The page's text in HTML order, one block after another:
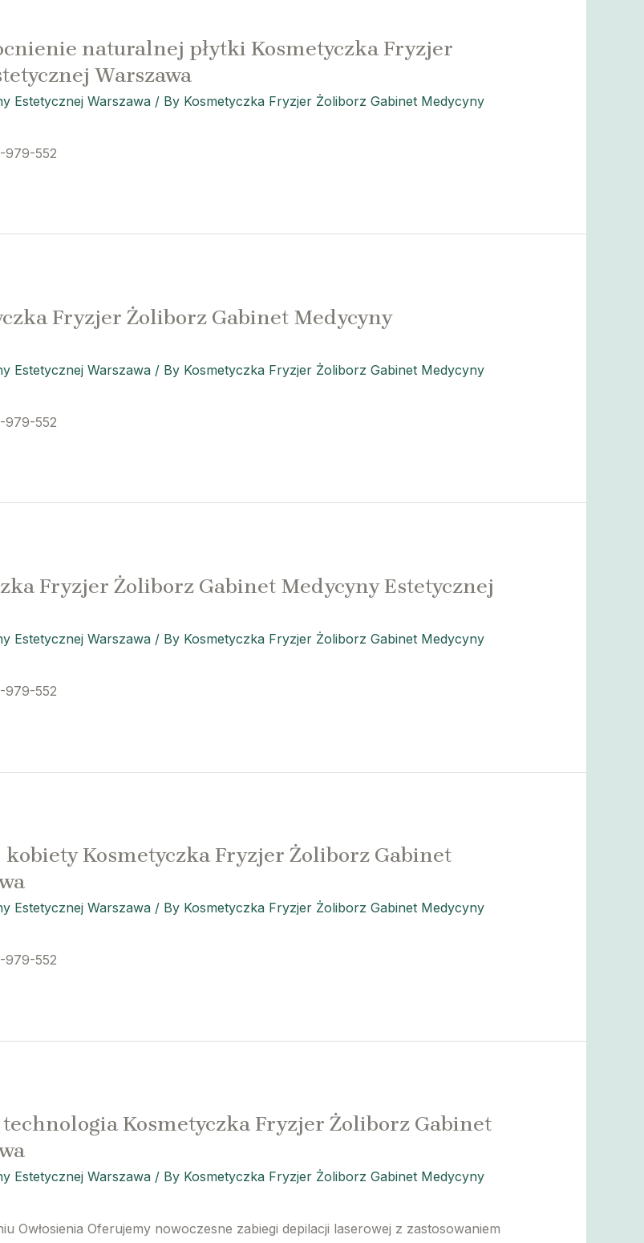
naturalnej płytki Kosmetyczka Fryzjer
Warszawa
Estetycznej Warszawa/ By Kosmetyczka Fryzjer Żoliborz Gabinet Medycyny
979-552
Fryzjer Żoliborz Gabinet Medycyny
Estetycznej Warszawa/ By Kosmetyczka Fryzjer Żoliborz Gabinet Medycyny
979-552
Fryzjer Żoliborz Gabinet Medycyny Estetycznej
Estetycznej Warszawa/ By Kosmetyczka Fryzjer Żoliborz Gabinet Medycyny
979-552
Kosmetyczka Fryzjer Żoliborz Gabinet
Estetycznej Warszawa/ By Kosmetyczka Fryzjer Żoliborz Gabinet Medycyny
979-552
Kosmetyczka Fryzjer Żoliborz Gabinet
Estetycznej Warszawa/ By Kosmetyczka Fryzjer Żoliborz Gabinet Medycyny
Owłosienia Oferujemy nowoczesne zabiegi depilacji laserowej z zastosowaniem